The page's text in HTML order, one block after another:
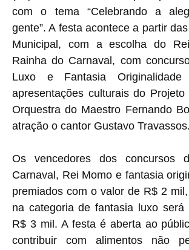
com o tema “Celebrando a
gente”. A festa acontece a partir
Municipal, com a escolha do
Rainha do Carnaval, com
Luxo e Fantasia
apresentações culturais do
Orquestra do Maestro Fernando
atração o cantor Gustavo Travassos.
Os vencedores dos concursos
Carnaval, Rei Momo e fantasia
premiados com o valor de R$ 2
na categoria de fantasia luxo será
R$ 3 mil. A festa é aberta ao
contribuir com alimentos não